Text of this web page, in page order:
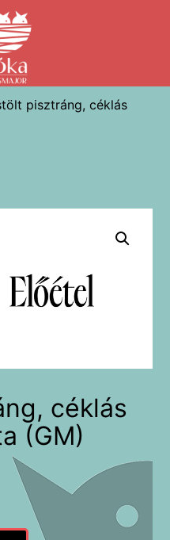
pisztráng, céklás
céklás
(GM)